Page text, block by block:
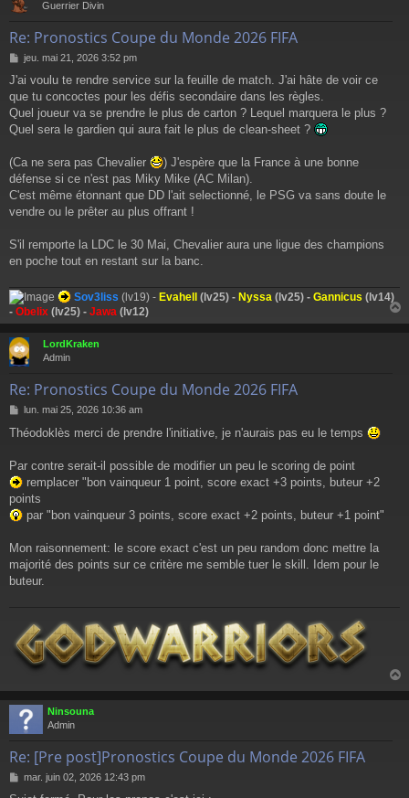
Guerrier Divin
Re: Pronostics Coupe du Monde 2026 FIFA
M
s
s
a
g
jeu. mai 21, 2026 3:52 pm
J'ai voulu te rendre service sur la feuille de match. J'ai hâte de voir ce
que tu concoctes pour les défis secondaire dans les règles.
Quel joueur va se prendre le plus de carton ? Lequel marquera le plus ?
Quel sera le gardien qui aura fait le plus de clean-sheet ?
(Ca ne sera pas Chevalier
) J'espère que la France à une bonne
défense si ce n'est pas Miky Mike (AC Milan).
C'est même étonnant que DD l'ait selectionné, le PSG va sans doute le
vendre ou le prêter au plus offrant !
S'il remporte la LDC le 30 Mai, Chevalier aura une ligue des champions
en poche tout en restant sur la banc.
Sov3liss (lv19) - Evahell (lv25) - Nyssa (lv25) - Gannicus (lv14)
- Obelix (lv25) - Jawa (lv12)
a
LordKraken
Admin
Re: Pronostics Coupe du Monde 2026 FIFA
M
s
a
g
lun. mai 25, 2026 10:36 am
Théodoklès merci de prendre l'initiative, je n'aurais pas eu le temps
Par contre serait-il possible de modifier un peu le scoring de point
remplacer "bon vainqueur 1 point, score exact +3 points, buteur +2
points
par "bon vainqueur 3 points, score exact +2 points, buteur +1 point"
Mon raisonnement: le score exact c'est un peu random donc mettre la
majorité des points sur ce critère me semble tuer le skill. Idem pour le
buteur.
a
Ninsouna
Admin
Re: [Pre post]Pronostics Coupe du Monde 2026 FIFA
M
mar. juin 02, 2026 12:43 pm